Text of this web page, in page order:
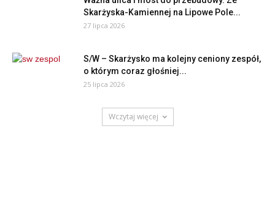
Skarżyska-Kamiennej na Lipowe Pole...
27 lipca 2026
S/W – Skarżysko ma kolejny ceniony zespół,
o którym coraz głośniej...
25 lipca 2026
Wczytaj więcej